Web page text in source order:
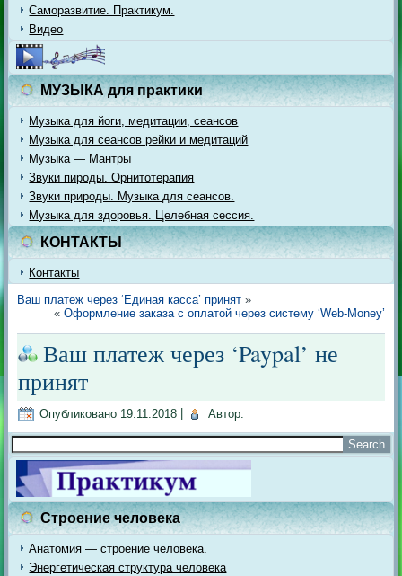
Саморазвитие. Практикум.
Видео
МУЗЫКА для практики
Музыка для йоги, медитации, сеансов
Музыка для сеансов рейки и медитаций
Музыка — Мантры
Звуки пироды. Орнитотерапия
Звуки природы. Музыка для сеансов.
Музыка для здоровья. Целебная сессия.
КОНТАКТЫ
Контакты
Ваш платеж через ‘Единая касса’ принят »
« Оформление заказа с оплатой через систему ‘Web-Money’
Ваш платеж через ‘Paypal’ не
принят
Опубликовано 19.11.2018 Автор:
Строение человека
Анатомия — строение человека.
Энергетическая структура человека